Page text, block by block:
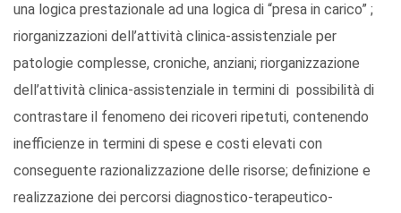
una logica prestazionale ad una logica di “presa in carico” ;
riorganizzazioni dell’attività clinica-assistenziale per
patologie complesse, croniche, anziani; riorganizzazione
dell’attività clinica-assistenziale in termini di possibilità di
contrastare il fenomeno dei ricoveri ripetuti, contenendo
inefficienze in termini di spese e costi elevati con
conseguente razionalizzazione delle risorse; definizione e
realizzazione dei percorsi diagnostico-terapeutico-